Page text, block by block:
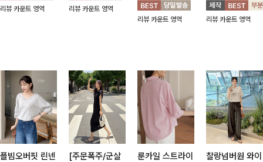
해주며, 자연스럽게
리뷰 카운트 영역
버해주며 여성스럽게
리뷰 카운트 영역
떨어지는 커브핏이 멋
스러운 실루엣을 연출
리뷰 카운트 영역
함께 해요-
리뷰 카운트 영역
플빔오버핏 린넨
[주문폭주/군살
룬카일 스트라이
찰랑넘버원 와이